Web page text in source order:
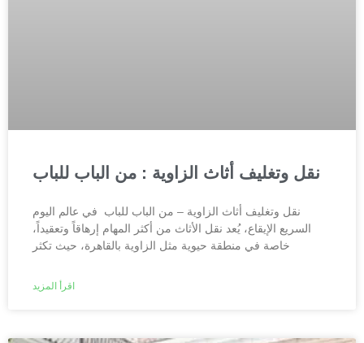
نقل وتغليف أثاث الزاوية : من الباب للباب
نقل وتغليف أثاث الزاوية – من الباب للباب في عالم اليوم
السريع الإيقاع، يُعد نقل الأثاث من أكثر المهام إرهاقاً وتعقيداً،
خاصة في منطقة حيوية مثل الزاوية بالقاهرة، حيث تكثر
اقرأ المزيد